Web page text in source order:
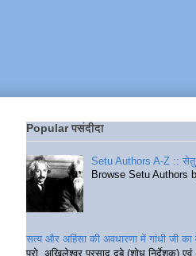
Popular पसंदीदा
Setu Authors A-Z ::
Browse Setu
सत्य और अहिंसा की अवधारणा में गांधी जी का
प्रो. अखिलेश्वर प्रसाद दुबे (शोध निर्देशक) एवं